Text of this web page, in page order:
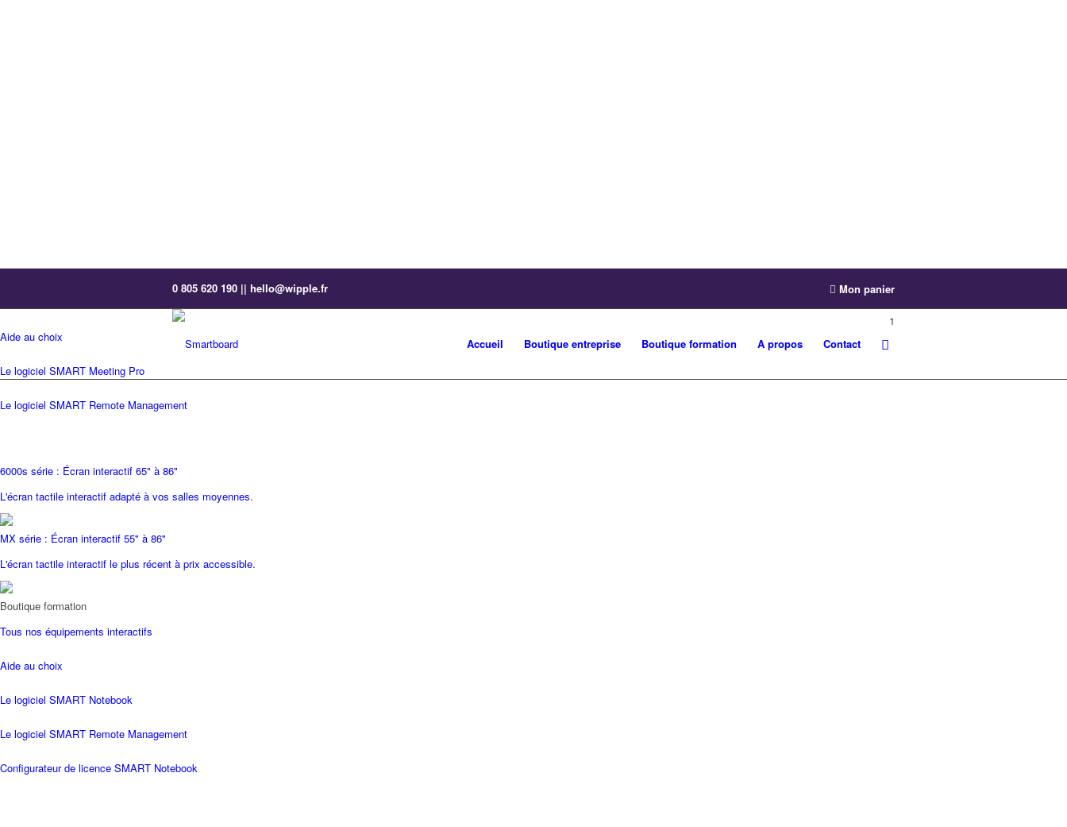
Mon panier
0 805 620 190 || hello@wipple.fr
1
Accueil
Boutique entreprise Boutique formation A propos Contact
Aide au choix
Le logiciel SMART Meeting Pro
Le logiciel SMART Remote Management
6000s série : Écran interactif 65" à 86"
L'écran tactile interactif adapté à vos salles moyennes.
MX série : Écran interactif 55" à 86"
L'écran tactile interactif le plus récent à prix accessible.
Boutique formation
Tous nos équipements interactifs
Aide au choix
Le logiciel SMART Notebook
Le logiciel SMART Remote Management
Configurateur de licence SMART Notebook